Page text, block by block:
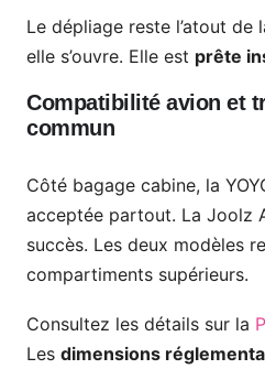
Le dépliage reste l’atout de
elle s’ouvre. Elle est prête
Compatibilité avion et
commun
Côté bagage cabine, la
acceptée partout. La Joolz
succès. Les deux modèles
compartiments supérieurs.
Consultez les détails sur la
Les dimensions